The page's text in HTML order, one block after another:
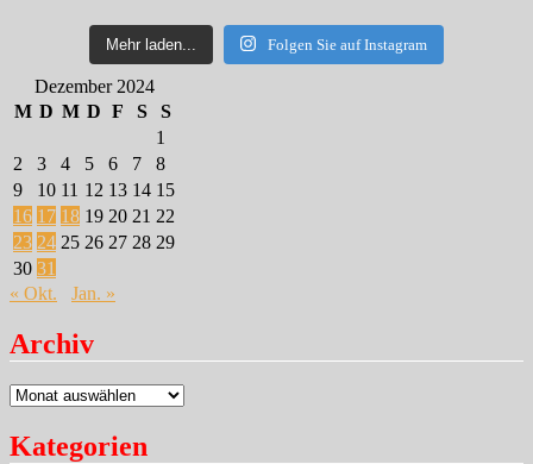
Mehr laden... Folgen Sie auf Instagram
Dezember 2024
M D M D F S
S
1
2
3 4 5 6 7
8
9
10 11 12 13 14 15
16 17 18 19 20 21 22
23 24 25 26 27 28 29
30 31
« Okt.
Jan. »
Archiv
Archiv
Kategorien